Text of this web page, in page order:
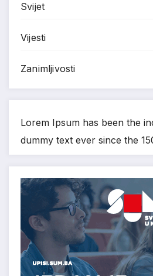
Svijet
Vijesti
Zanimljivosti
Lorem Ipsum has been the
dummy text ever since the